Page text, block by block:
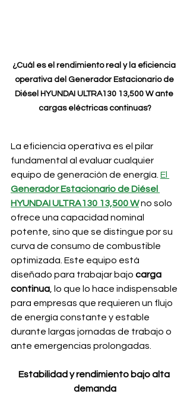
¿Cuál es el rendimiento real y la eficiencia
operativa del Generador Estacionario de
Diésel HYUNDAI ULTRA130 13,500 W ante
cargas eléctricas continuas?
La eficiencia operativa es el pilar
fundamental al evaluar cualquier
equipo de generación de energía. El
Generador Estacionario de Diésel
HYUNDAI ULTRA130 13,500 W no solo
ofrece una capacidad nominal
potente, sino que se distingue por su
curva de consumo de combustible
optimizada. Este equipo está
diseñado para trabajar bajo carga
continua , lo que lo hace indispensable
para empresas que requieren un flujo
de energía constante y estable
durante largas jornadas de trabajo o
ante emergencias prolongadas.
Estabilidad y rendimiento bajo alta
demanda